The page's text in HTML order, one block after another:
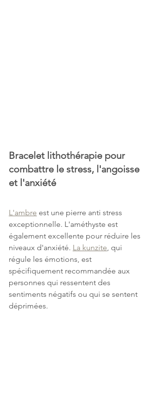
Bracelet lithothérapie pour
combattre le stress, l'angoisse
et l'anxiété
L'ambre est une pierre anti stress
exceptionnelle. L'améthyste est
également excellente pour réduire les
niveaux d'anxiété. La kunzite , qui
régule les émotions, est
spécifiquement recommandée aux
personnes qui ressentent des
sentiments négatifs ou qui se sentent
déprimées.